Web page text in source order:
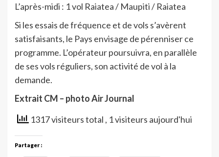
L’après-midi : 1 vol Raiatea / Maupiti / Raiatea
Si les essais de fréquence et de vols s’avèrent
satisfaisants, le Pays envisage de pérenniser ce
programme. L’opérateur poursuivra, en parallèle
de ses vols réguliers, son activité de vol à la
demande.
Extrait CM – photo Air Journal
1317 visiteurs total , 1 visiteurs aujourd'hui
Partager :